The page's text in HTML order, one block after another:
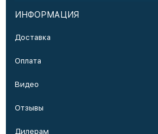
ИНФОРМАЦИЯ
Доставка
Оплата
Видео
Отзывы
Дилерам